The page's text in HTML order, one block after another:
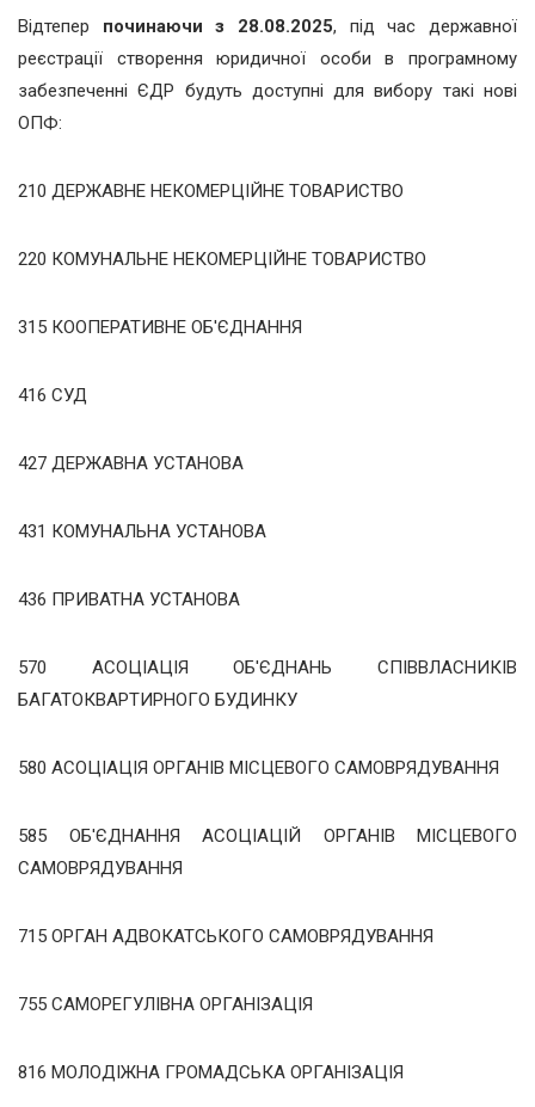
Відтепер починаючи з 28.08.2025,
під час державної
реєстрації створення юридичної особи в програмному
забезпеченні ЄДР будуть доступні для вибору такі нові
ОПФ:
210 ДЕРЖАВНЕ НЕКОМЕРЦІЙНЕ ТОВАРИСТВО
220 КОМУНАЛЬНЕ НЕКОМЕРЦІЙНЕ ТОВАРИСТВО
315 КООПЕРАТИВНЕ ОБ'ЄДНАННЯ
416 СУД
427 ДЕРЖАВНА УСТАНОВА
431 КОМУНАЛЬНА УСТАНОВА
436 ПРИВАТНА УСТАНОВА
570 АСОЦІАЦІЯ ОБ'ЄДНАНЬ СПІВВЛАСНИКІВ
БАГАТОКВАРТИРНОГО БУДИНКУ
580 АСОЦІАЦІЯ ОРГАНІВ МІСЦЕВОГО САМОВРЯДУВАННЯ
585 ОБ'ЄДНАННЯ АСОЦІАЦІЙ ОРГАНІВ МІСЦЕВОГО
САМОВРЯДУВАННЯ
715 ОРГАН АДВОКАТСЬКОГО САМОВРЯДУВАННЯ
755 САМОРЕГУЛІВНА ОРГАНІЗАЦІЯ
816 МОЛОДІЖНА ГРОМАДСЬКА ОРГАНІЗАЦІЯ